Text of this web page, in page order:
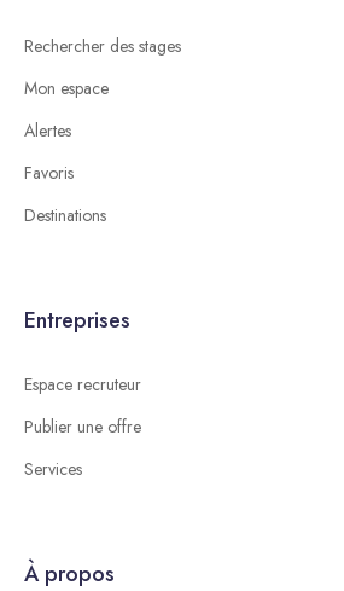
Rechercher des stages
Mon espace
Alertes
Favoris
Destinations
Entreprises
Espace recruteur
Publier une offre
Services
À propos